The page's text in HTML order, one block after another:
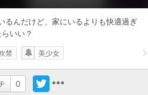
るんだけど、家にいるよりも快適過ぎ
いい？
0
禁 美少女